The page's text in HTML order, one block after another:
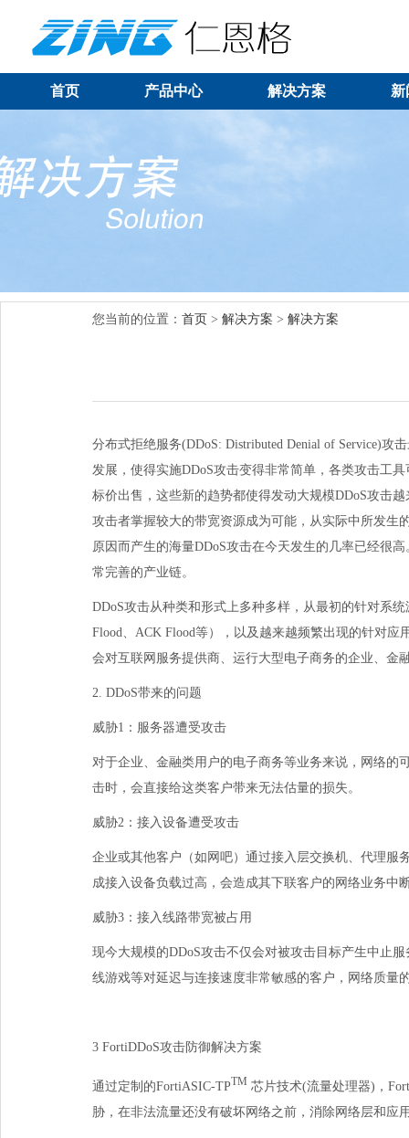
首页 产品中心 解决方案 新
您当前的位置： 首页 > 解决方案 > 解决方案
分布式拒绝服务(DDoS:DistributedDenialofService)攻
发展，使得实施DDoS攻击变得非常简单，各类攻击工
标价出售，这些新的趋势都使得发动大规模DDoS攻击越
攻击者掌握较大的带宽资源成为可能，从实际中所发生
原因而产生的海量DDoS攻击在今天发生的几率已经很
常完善的产业链。
DDoS攻击从种类和形式上多种多样，从最初的针对系统
Flood、 ACKFlood等），以及越来越频繁出现的针对应
会对互联网服务提供商、运行大型电子商务的企业、金
2.DDoS带来的问题
威胁1 ：服务器遭受攻击
对于企业、金融类用户的电子商务等业务来说，网络的
击时，会直接给这类客户带来无法估量的损失。
威胁2 ：接入设备遭受攻击
企业或其他客户（如网吧）通过接入层交换机、代理服
成接入设备负载过高，会造成其下联客户的网络业务中
威胁3 ：接入线路带宽被占用
现今大规模的DDoS攻击不仅会对被攻击目标产生中止
线游戏等对延迟与连接速度非常敏感的客户，网络质量
3FortiDDoS攻击防御解决方案
通过定制的FortiASIC-TPTM 芯片技术(流量处理器) ，
胁，在非法流量还没有破坏网络之前，消除网络层和应